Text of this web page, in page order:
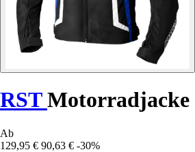
RST
Ab
129,95 € 90,63 € -30%